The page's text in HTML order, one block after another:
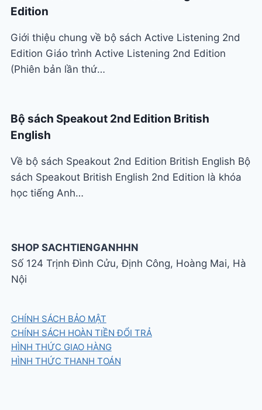
Edition
Giới thiệu chung về bộ sách Active Listening 2nd
Edition Giáo trình Active Listening 2nd Edition
(Phiên bản lần thứ…
Bộ sách Speakout 2nd Edition British
English
Về bộ sách Speakout 2nd Edition British English Bộ
sách Speakout British English 2nd Edition là khóa
học tiếng Anh…
SHOP SACHTIENGANHHN
Số 124 Trịnh Đình Cửu, Định Công, Hoàng Mai, Hà
Nội
CHÍNH SÁCH BẢO MẬT
CHÍNH SÁCH HOÀN TIỀN ĐỔI TRẢ
HÌNH THỨC GIAO HÀNG
HÌNH THỨC THANH TOÁN